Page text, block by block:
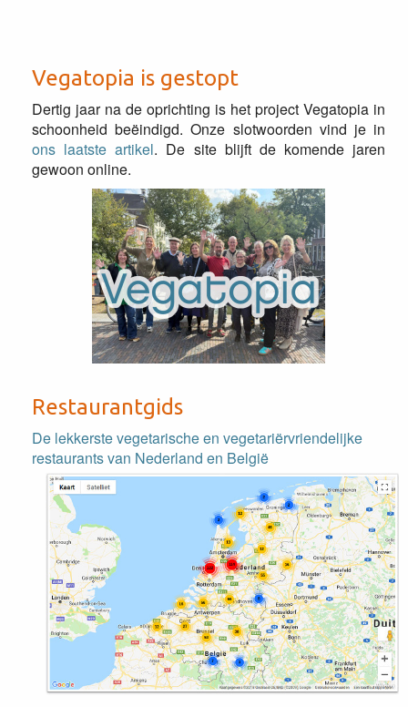
Vegatopia is gestopt
Dertig jaar na de oprichting is het project Vegatopia in
schoonheid beëindigd. Onze slotwoorden vind je in
ons laatste artikel. De site blijft de komende jaren
gewoon online.
Restaurantgids
De lekkerste vegetarische en vegetariërvriendelijke
restaurants van Nederland en België